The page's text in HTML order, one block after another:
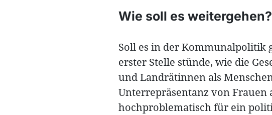
Wie soll es weitergehen?
Soll es in der Kommunalpolitik
erster Stelle stünde, wie die
und Landrätinnen als
Unterrepräsentanz von Frauen
hochproblematisch für ein